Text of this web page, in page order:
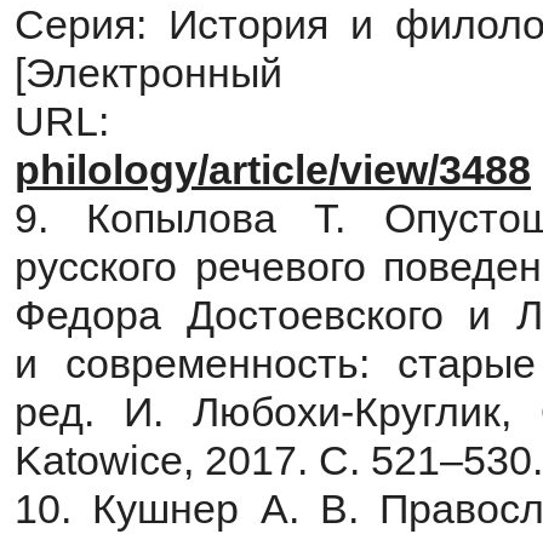
Серия: История и
philology/article/view/3488
9. Копылова Т.
русского речевого
Федора Достоевского и
и современность:
ред. И. Любохи-
Katowice, 2017. C. 521–530.
10. Кушнер А. В.